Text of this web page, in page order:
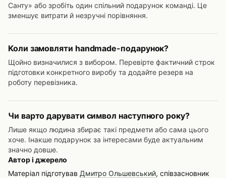
Санту» або зробіть один спільний подарунок команді. Це
зменшує витрати й незручні порівняння.
Коли замовляти handmade-подарунок?
Щойно визначилися з вибором. Перевірте фактичний строк
підготовки конкретного виробу та додайте резерв на
роботу перевізника.
Чи варто дарувати символ наступного року?
Лише якщо людина збирає такі предмети або сама цього
хоче. Інакше подарунок за інтересами буде актуальним
значно довше.
Автор і джерело
Матеріал підготував Дмитро Ольшевський, співзасновник